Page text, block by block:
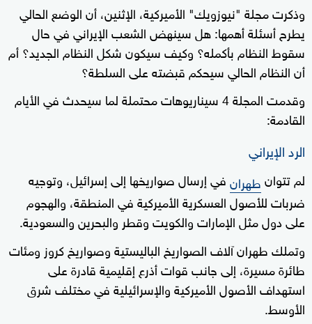
وذكرت مجلة "نيوزويك" الأميركية، الإثنين، أن الوضع الحالي
يطرح أسئلة أهمها: هل سينهض الشعب الإيراني في حال
سقوط النظام بأكمله؟ وكيف سيكون شكل النظام الجديد؟ أم
أن النظام الحالي سيحكم قبضته على السلطة؟
وقدمت المجلة 4 سيناريوهات محتملة لما سيحدث في الأيام
القادمة:
الرد الإيراني
لم تتوانطهرانفي إرسال صواريخها إلى إسرائيل، وتوجيه
ضربات للأصول العسكرية الأميركية في المنطقة، والهجوم
على دول مثل الإمارات والكويت وقطر والبحرين والسعودية.
وتملك طهران آلاف الصواريخ الباليستية وصواريخ كروز ومئات
طائرة مسيرة، إلى جانب قوات أذرع إقليمية قادرة على
استهداف الأصول الأميركية والإسرائيلية في مختلف شرق
الأوسط.